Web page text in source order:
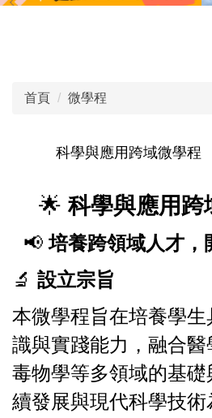
首頁 微學程
科學與應用跨域微學程
🌟 科學與應用跨
📢培養跨領域人才，
🔬 設立宗旨
本微學程旨在培養學
識與實踐能力，融合醫
毒物學等多領域的基
續發展與現代科學技